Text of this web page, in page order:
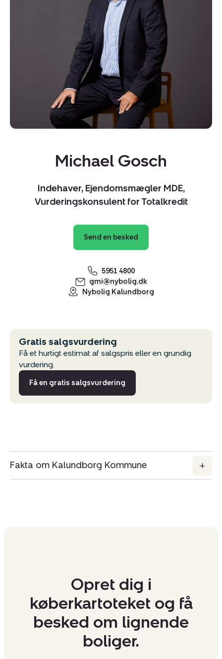
Michael Gosch
Indehaver, Ejendomsmægler MDE,
Vurderingskonsulent for Totalkredit
Send en besked
5951 4800
gmi@nybolig.dk
Nybolig Kalundborg
Gratis salgsvurdering
Få et hurtigt estimat af salgspris eller en grundig
vurdering.
Få en gratis salgsvurdering
Fakta om Kalundborg Kommune
Opret dig i
køberkartoteket og få
besked om lignende
boliger.
Del via mail